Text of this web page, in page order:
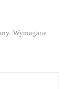
Wymagane